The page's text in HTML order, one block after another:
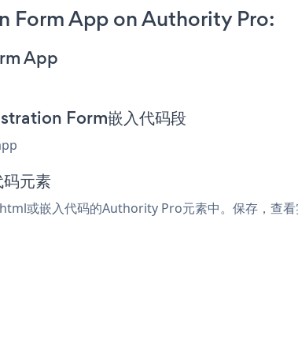
Form App on Authority Pro:
App
Form嵌入代码段
元素
或嵌入代码的Authority Pro元素中。保存，查